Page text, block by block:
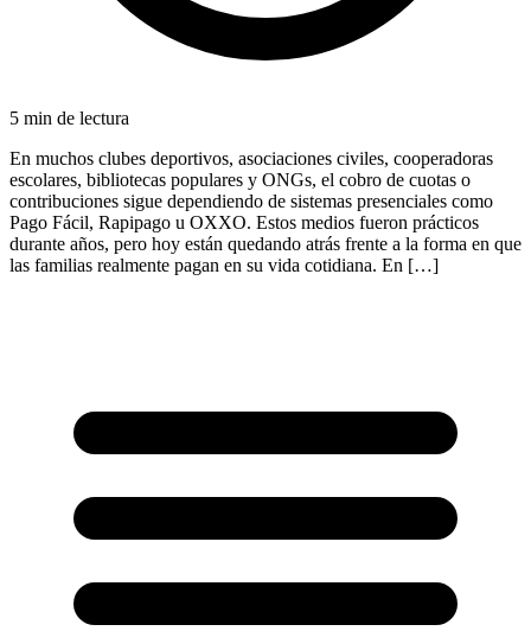
5 min de lectura
En muchos clubes deportivos, asociaciones civiles, cooperadoras
escolares, bibliotecas populares y ONGs, el cobro de cuotas o
contribuciones sigue dependiendo de sistemas presenciales como
Pago Fácil, Rapipago u OXXO. Estos medios fueron prácticos
durante años, pero hoy están quedando atrás frente a la forma en que
las familias realmente pagan en su vida cotidiana. En […]